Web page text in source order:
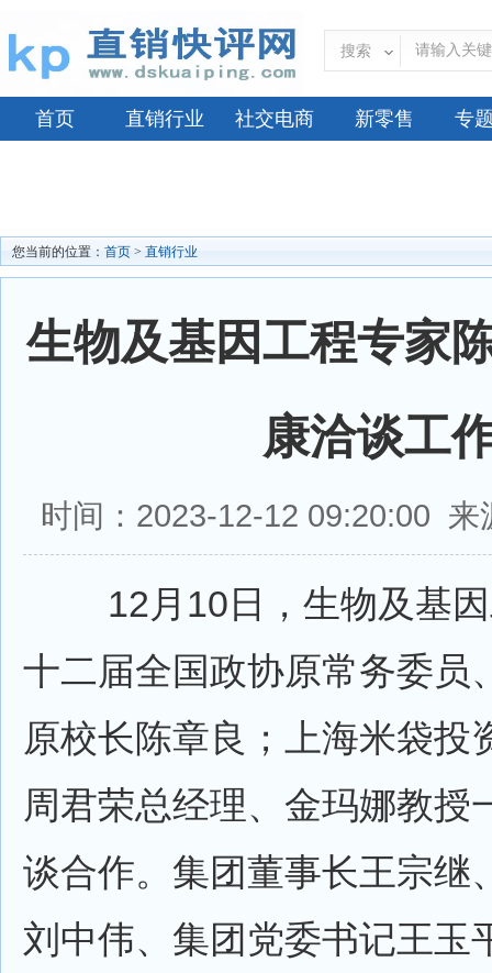
搜索
首页 直销行业 社交电商 新零售 专
您当前的位置： 首页 > 直销行业
生物及基因工程专家
康洽谈工
时间：2023-12-12 09:20:00
12月10日，生物及基因
十二届全国政协原常务委员
原校长陈章良；上海米袋投
周君荣总经理、金玛娜教授
谈合作。集团董事长王宗继
刘中伟、集团党委书记王玉